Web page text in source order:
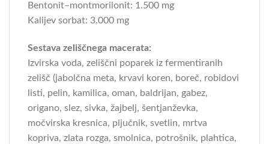
Bentonit–montmorilonit: 1.500 mg
Kalijev sorbat: 3.000 mg
Sestava zeliščnega macerata:
Izvirska voda, zeliščni poparek iz fermentiranih
zelišč (jabolčna meta, krvavi koren, boreč, robidovi
listi, pelin, kamilica, oman, baldrijan, gabez,
origano, slez, sivka, žajbelj, šentjanževka,
močvirska kresnica, pljučnik, svetlin, mrtva
kopriva, zlata rozga, smolnica, potrošnik, plahtica,